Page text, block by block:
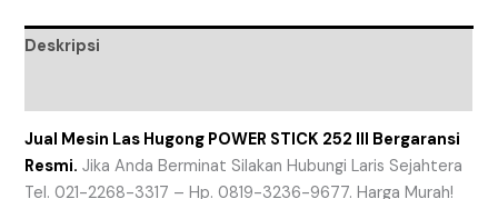
Deskripsi
Jual Mesin Las Hugong POWER STICK 252 III Bergaransi
Resmi. Jika Anda Berminat Silakan Hubungi Laris Sejahtera
Tel. 021-2268-3317 – Hp. 0819-3236-9677. Harga Murah!